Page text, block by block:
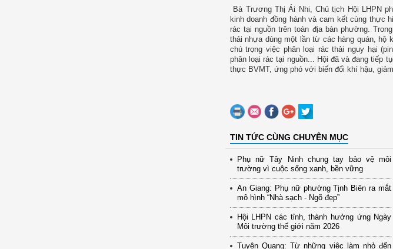
Bà Trương Thị Ái Nhi, Chủ tịch Hội LHPN
kinh doanh đồng hành và cam kết cùng thực
rác tại nguồn trên toàn địa bàn phường.
thải nhựa dùng một lần từ các hàng quán, hộ
chú trọng việc phân loại rác thải nguy hại
phân loại rác tại nguồn... Hội đã và đang tiếp
thực BVMT, ứng phó với biến đổi khí hậu,
TIN TỨC CÙNG CHUYÊN MỤC
Phụ nữ Tây Ninh chung tay bảo vệ môi
trường vì cuộc sống xanh, bền vững
An Giang: Phụ nữ phường Tịnh Biên ra mắt
mô hình “Nhà sạch - Ngõ đẹp”
Hội LHPN các tỉnh, thành hưởng ứng Ngày
Môi trường thế giới năm 2026
Tuyên Quang: Từ những việc làm nhỏ đến